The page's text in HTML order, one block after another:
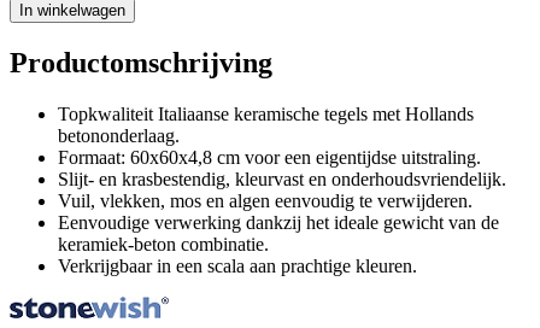
In winkelwagen
Productomschrijving
Topkwaliteit Italiaanse keramische tegels met Hollands
betononderlaag.
Formaat: 60x60x4,8 cm voor een eigentijdse uitstraling.
Slijt- en krasbestendig, kleurvast en onderhoudsvriendelijk.
Vuil, vlekken, mos en algen eenvoudig te verwijderen.
Eenvoudige verwerking dankzij het ideale gewicht van de
keramiek-beton combinatie.
Verkrijgbaar in een scala aan prachtige kleuren.